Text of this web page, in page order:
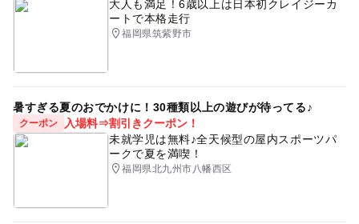
大人も満足！6歳以上は日本初クレイジーカ
ートで本格走行
福岡県筑紫野市
暑すぎる夏のおでかけに！30種類以上の遊びが待ってる♪
クーポン
入場料⇒割引きクーポン！
未就学児は無料♪全天候型の屋内スポーツパ
ークで夏を満喫！
福岡県北九州市八幡西区